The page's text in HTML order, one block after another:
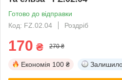
Готово до відправки
Код: FZ.02.04
Роздріб
170 ₴ 270 ₴
Економія 100 ₴